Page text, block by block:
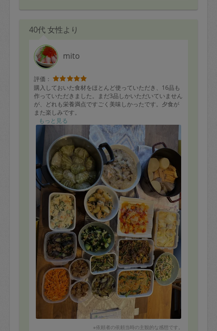
40代 女性より
mito
評価：
購入しておいた食材をほとんど使っていただき、16品も
作っていただきました。まだ3品しかいただいていません
が、どれも栄養満点ですごく美味しかったです。夕食が
また楽しみです。
またお願いしたいと思います。
もっと見る
※依頼者の依頼当時の主観的な感想です。